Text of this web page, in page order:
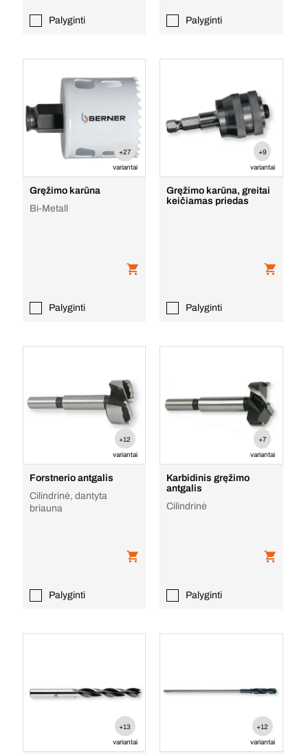
Palyginti Palyginti
+27
variantai
Gręžimo karūna
Bi-Metall
Palyginti
+9
variantai
Gręžimo karūna, greitai
keičiamas priedas
Palyginti
+12
variantai
Forstnerio antgalis
Cilindrinė, dantyta
briauna
Palyginti
+7
variantai
Karbidinis gręžimo
antgalis
Cilindrinė
Palyginti
+13
variantai
+12
variantai